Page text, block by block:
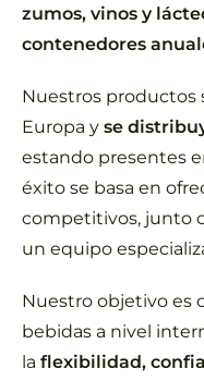
zumos, vinos y
contenedores
Nuestros productos
Europa y se
estando presentes
éxito se basa en
competitivos, junto
un equipo
Nuestro objetivo es
bebidas a nivel
la flexibilidad,